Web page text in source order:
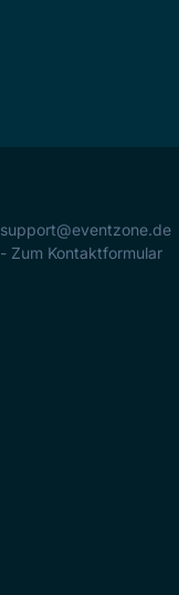
support@eventzone.de
- Zum Kontaktformular